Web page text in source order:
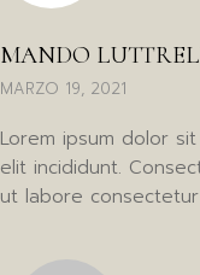
MANDO
MARZO 19, 2021
Lorem ipsum dolor
elit incididunt.
ut labore